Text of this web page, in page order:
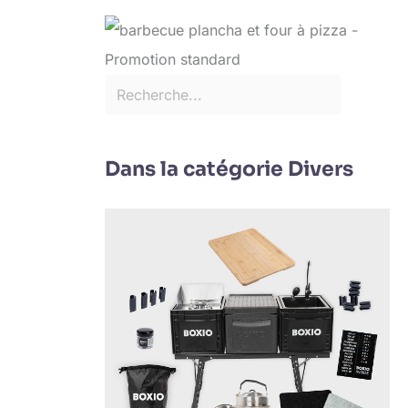
Dans la catégorie Divers